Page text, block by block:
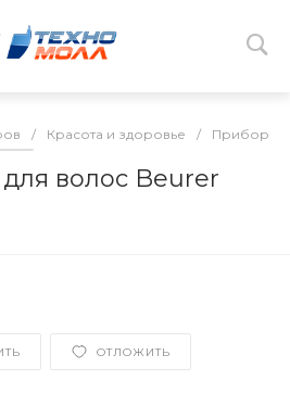
/ Красота и здоровье / Приборы
волос Beurer
ОТЛОЖИТЬ